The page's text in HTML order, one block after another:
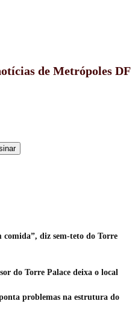
de Metrópoles DF
diz sem-teto do Torre
do Torre Palace deixa o local
problemas na estrutura do